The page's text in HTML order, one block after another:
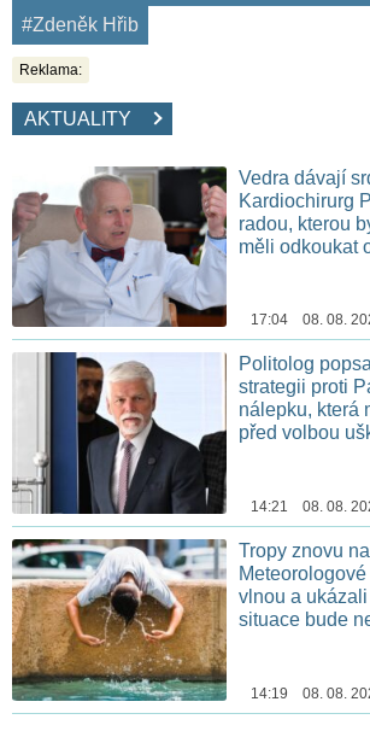
#Zdeněk Hřib
Reklama:
AKTUALITY
Vedra dávají
Kardiochirurg
radou, kterou
měli odkoukat
17:04 08. 08.
Politolog
strategii proti
nálepku, která
před volbou
14:21 08. 08.
Tropy znovu
vlnou a
14:19 08. 08.